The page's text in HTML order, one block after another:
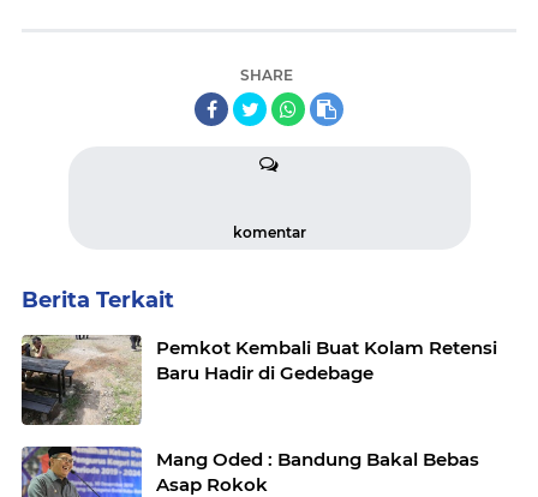
SHARE
komentar
Berita Terkait
Pemkot Kembali Buat Kolam Retensi
Baru Hadir di Gedebage
Mang Oded : Bandung Bakal Bebas
Asap Rokok